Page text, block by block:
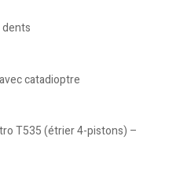
dents
catadioptre
T535 (étrier 4-pistons) –